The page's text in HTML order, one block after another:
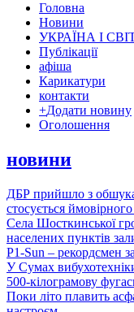
Головна
Новини
УКРАЇНА І
Публікації
афіша
Карикатури
контакти
+Додати новину
Оголошення
новини
ДБР прийшло з
стосується
Села Шосткинської
населених пунктів
P1-Sun – рекордсмен
У Сумах
500-кілограмову
Поки літо плавить